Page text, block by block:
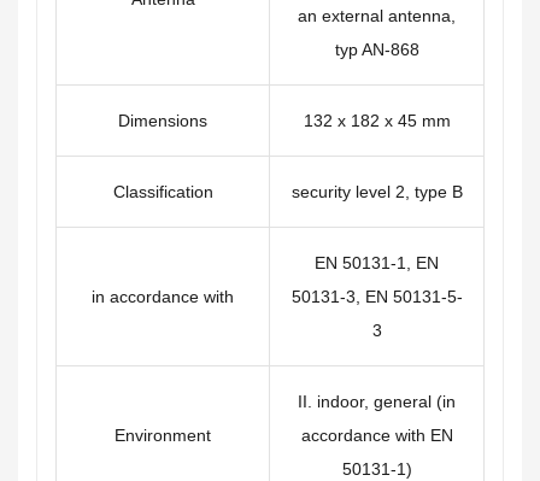
an external antenna,
typ AN-868
Dimensions 132 x 182 x 45 mm
Classification security level 2, type B
in accordance with
EN 50131-1, EN
50131-3, EN 50131-5-
3
Environment
II. indoor, general (in
accordance with EN
50131-1)